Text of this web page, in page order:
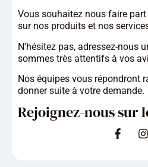
Vous souhaitez nous faire
sur nos produits et nos
N’hésitez pas, adressez-nous
sommes très attentifs à vos
Nos équipes vous répondront
donner suite à votre demande.
Rejoignez-nous sur